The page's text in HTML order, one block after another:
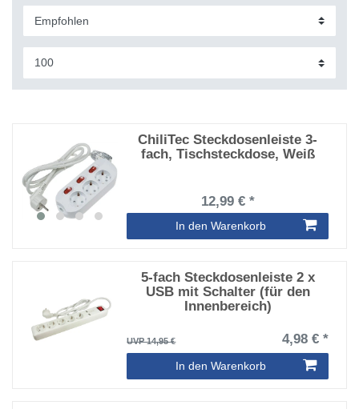
ChiliTec Steckdosenleiste 3-
fach, Tischsteckdose, Weiß
12,99 € *
In den Warenkorb
5-fach Steckdosenleiste 2 x
USB mit Schalter (für den
Innenbereich)
UVP 14,95 € 4,98 € *
In den Warenkorb